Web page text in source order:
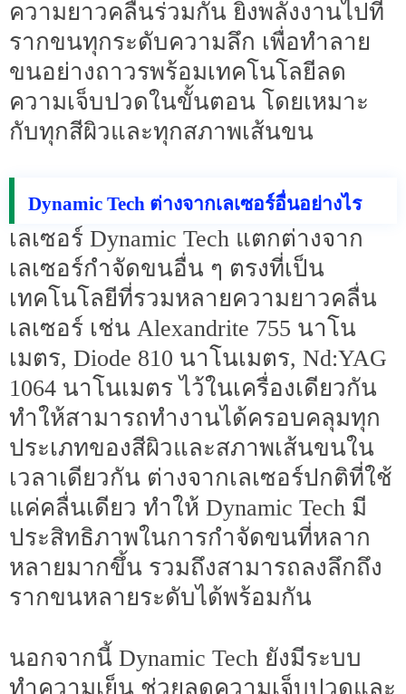
ความยาวคลื่นร่วมกัน ยิงพลังงานไปที่
รากขนทุกระดับความลึก เพื่อทำลาย
ขนอย่างถาวรพร้อมเทคโนโลยีลด
ความเจ็บปวดในขั้นตอน โดยเหมาะ
กับทุกสีผิวและทุกสภาพเส้นขน
Dynamic Tech ต่างจากเลเซอร์อื่นอย่างไร
เลเซอร์ Dynamic Tech แตกต่างจาก
เลเซอร์กำจัดขนอื่น ๆ ตรงที่เป็น
เทคโนโลยีที่รวมหลายความยาวคลื่น
เลเซอร์ เช่น Alexandrite 755 นาโน
เมตร, Diode 810 นาโนเมตร, Nd:YAG
1064 นาโนเมตร ไว้ในเครื่องเดียวกัน
ทำให้สามารถทำงานได้ครอบคลุมทุก
ประเภทของสีผิวและสภาพเส้นขนใน
เวลาเดียวกัน ต่างจากเลเซอร์ปกติที่ใช้
แค่คลื่นเดียว ทำให้ Dynamic Tech มี
ประสิทธิภาพในการกำจัดขนที่หลาก
หลายมากขึ้น รวมถึงสามารถลงลึกถึง
รากขนหลายระดับได้พร้อมกัน
นอกจากนี้ Dynamic Tech ยังมีระบบ
ทำความเย็น ช่วยลดความเจ็บปวดและ